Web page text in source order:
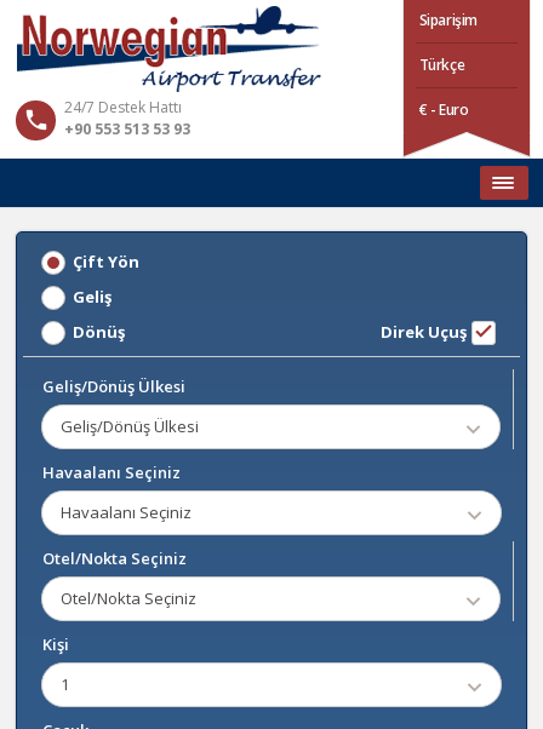
Siparişim
Türkçe
€ - Euro
24/7 Destek Hattı
+90 553 513 53 93
Çift Yön
Geliş
Dönüş
Direk Uçuş
Geliş/Dönüş Ülkesi
Geliş/Dönüş Ülkesi
Havaalanı Seçiniz
Havaalanı Seçiniz
Otel/Nokta Seçiniz
Otel/Nokta Seçiniz
Kişi
1